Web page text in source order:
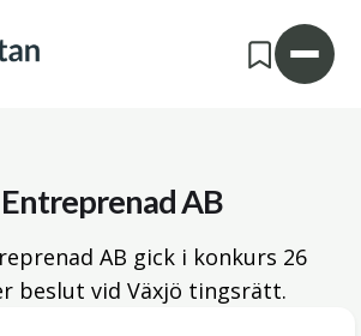
AB
AB gick i konkurs 26
beslut vid Växjö tingsrätt.